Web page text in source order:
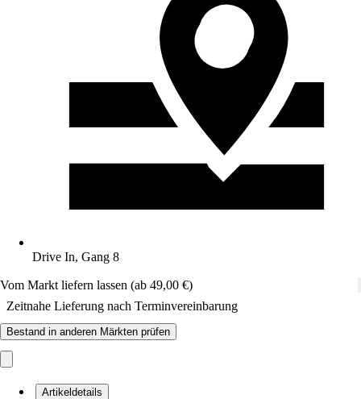
Drive In, Gang 8
Vom Markt liefern lassen (ab 49,00 €)
Zeitnahe Lieferung nach Terminvereinbarung
Bestand in anderen Märkten prüfen
Artikeldetails